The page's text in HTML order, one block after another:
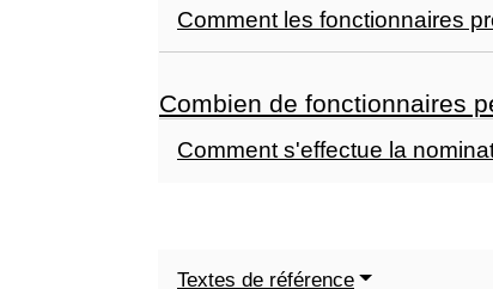
Comment les fonctionnaires
Combien de fonctionnaires
Comment s'effectue la
Textes de référence